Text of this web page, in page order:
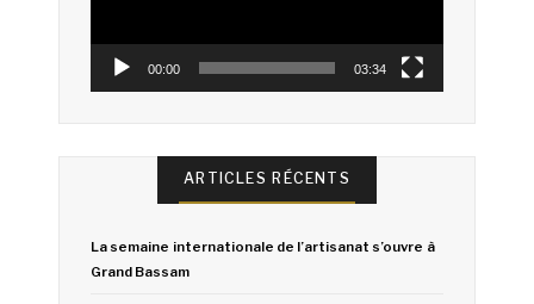
00:00 03:34
ARTICLES RÉCENTS
La semaine internationale de l’artisanat s’ouvre à
Grand Bassam